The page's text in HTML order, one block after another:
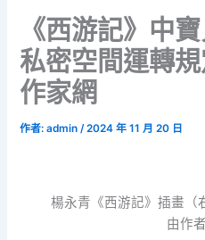
《西游記》中
私密空間運轉
作家網
作者:admin/2024 年 11 月 20 日
楊永青《西游記》插畫（
由作